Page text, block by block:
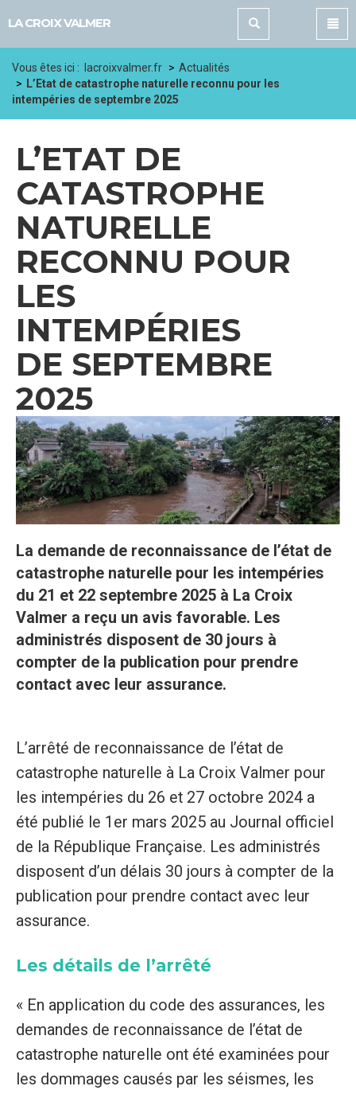
LA CROIX VALMER
Vous êtes ici : lacroixvalmer.fr
Actualités
L’Etat de catastrophe naturelle reconnu pour les
intempéries de septembre 2025
L’ETAT DE
CATASTROPHE
NATURELLE
RECONNU POUR
LES
INTEMPÉRIES
DE SEPTEMBRE
2025
La demande de reconnaissance de l’état de
catastrophe naturelle pour les intempéries
du 21 et 22 septembre 2025 à La Croix
Valmer a reçu un avis favorable. Les
administrés disposent de 30 jours à
compter de la publication pour prendre
contact avec leur assurance.
L’arrêté de reconnaissance de l’état de
catastrophe naturelle à La Croix Valmer pour
les intempéries du 26 et 27 octobre 2024 a
été publié le 1er mars 2025 au Journal officiel
de la République Française. Les administrés
disposent d’un délais 30 jours à compter de la
publication pour prendre contact avec leur
assurance.
Les détails de l’arrêté
« En application du code des assurances, les
demandes de reconnaissance de l’état de
catastrophe naturelle ont été examinées pour
les dommages causés par les séismes, les